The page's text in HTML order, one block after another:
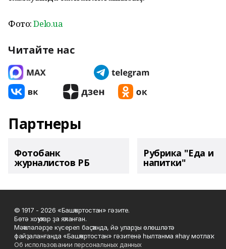
Фото:Delo.ua
Читайте нас
Партнеры
Фотобанк
журналистов РБ
Рубрика "Еда и
напитки"
© 1917 - 2026 «Башҡортостан» гәзите.
Бөтә хоҡуҡтар ҙа яҡланған.
Мәҡәләләрҙе күсереп баҫҡанда, йә уларҙы өлөшләтә
файҙаланғанда «Башҡортостан» гәзитенә һылтанма яһау мотлаҡ.
Об использовании персональных данных